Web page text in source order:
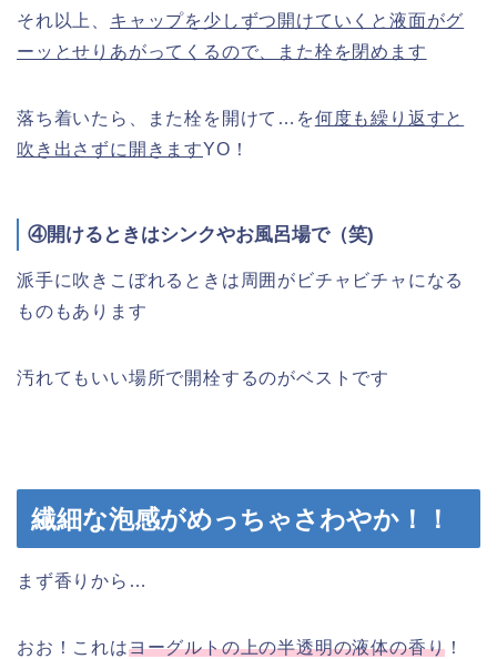
それ以上、 キャップを少しずつ開けていくと液面がグ
ーッとせりあがってくるので、また栓を閉めます
落ち着いたら、また栓を開けて…を何度も繰り返すと
吹き出さずに開きますYO！
④開けるときはシンクやお風呂場で（笑)
派手に吹きこぼれるときは周囲がビチャビチャになる
ものもあります
汚れてもいい場所で開栓するのがベストです
繊細な泡感がめっちゃさわやか！！
まず香りから…
おお！これはヨーグルトの上の半透明の液体の香り ！